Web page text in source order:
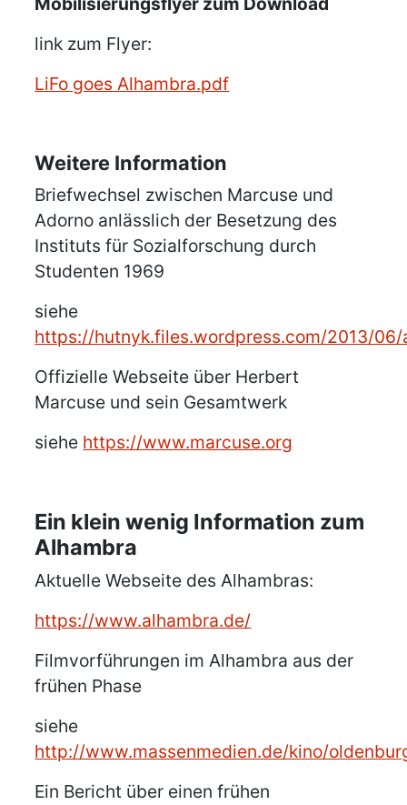
link zum Flyer:
LiFo goes Alhambra.pdf
Weitere Information
Briefwechsel zwischen Marcuse und
Adorno anlässlich der Besetzung des
Instituts für Sozialforschung durch
Studenten 1969
siehe
https://hutnyk.files.wordpress.com/2013/
Offizielle Webseite über Herbert
Marcuse und sein Gesamtwerk
siehe https://www.marcuse.org
Ein klein wenig Information zum
Alhambra
Aktuelle Webseite des Alhambras:
https://www.alhambra.de/
Filmvorführungen im Alhambra aus der
frühen Phase
siehe
http://www.massenmedien.de/kino/
Ein Bericht über einen frühen